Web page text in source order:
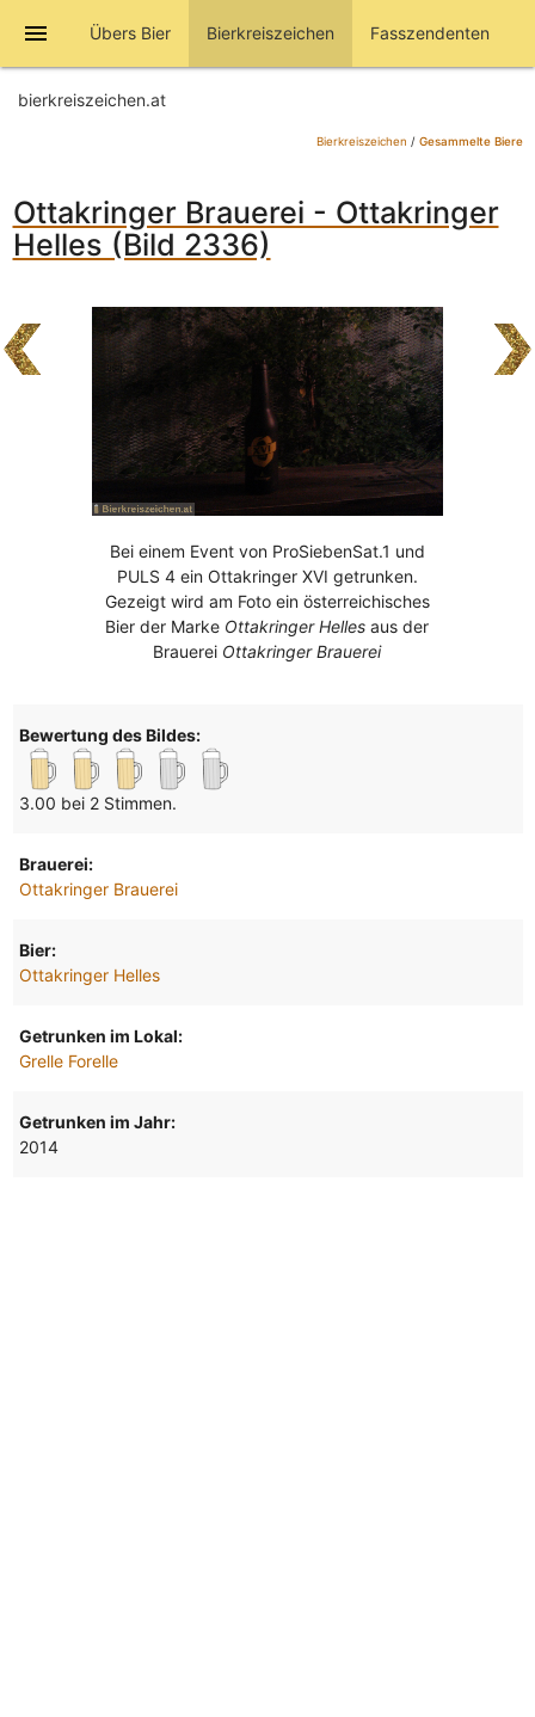
menu Übers Bier Bierkreiszeichen Fasszendenten
bierkreiszeichen.at
Bierkreiszeichen / Gesammelte Biere
Ottakringer Brauerei - Ottakringer
Helles (Bild 2336)
Bei einem Event von ProSiebenSat.1 und
PULS 4 ein Ottakringer XVI getrunken.
Gezeigt wird am Foto ein österreichisches
Bier der Marke Ottakringer Helles aus der
Brauerei Ottakringer Brauerei
Bewertung des Bildes:
3.00 bei 2 Stimmen.
Brauerei:
Ottakringer Brauerei
Bier:
Ottakringer Helles
Getrunken im Lokal:
Grelle Forelle
Getrunken im Jahr:
2014